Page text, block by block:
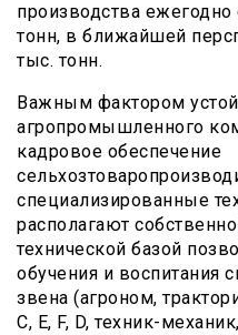
производства ежегодно
тонн, в ближайшей
тыс. тонн.
Важным фактором
агропромышленного
кадровое обеспечение
специализированные
располагают
технической базой
обучения и воспитания
звена (агроном,
C, E, F, D, техник-